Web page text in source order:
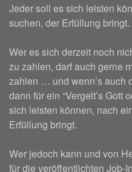
Jeder soll es sich leisten
suchen, der Erfüllung bringt.
Wer es sich derzeit noch
zu zahlen, darf auch gerne
zahlen … und wenn’s
dann für ein “Vergelt’s Gott
sich leisten können, nach
Erfüllung bringt.
Wer jedoch kann und von
für die veröffentlichten Job-